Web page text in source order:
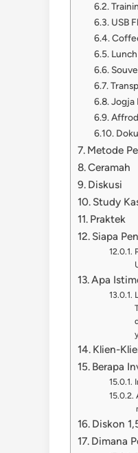
USB
Lunch
Jogja
Metode
Ceramah
Diskusi
Study
Praktek
Siapa
Apa
Klien-
Berapa
Diskon
Dimana